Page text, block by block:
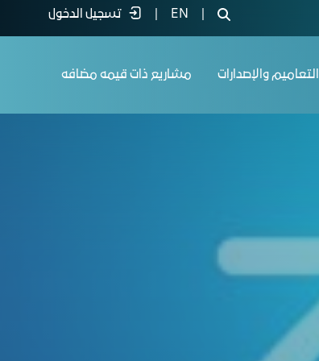
EN تسجيل الدخول
التعاميم والإصدارات مشاريع ذات قيمه مضافه